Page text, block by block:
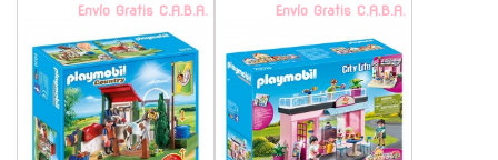
Envío Gratis C.A.B.A. Envío Gratis C.A.B.A.